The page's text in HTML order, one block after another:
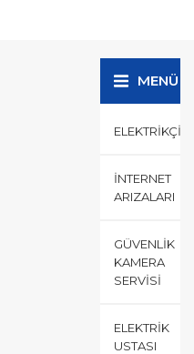
MENÜ
ELEKTRIKÇI
İNTERNET
ARIZALARI
GÜVENLIK
KAMERA
SERVISI
ELEKTRIK
USTASI